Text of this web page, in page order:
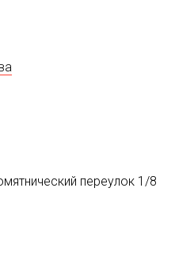
переулок 1/8